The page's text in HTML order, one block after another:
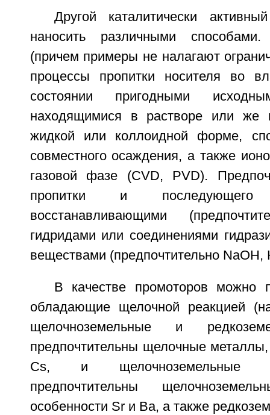
Другой каталитически
наносить различными
(причем примеры не налагают
процессы пропитки носителя во
состоянии пригодными
находящимися в растворе или же
жидкой или коллоидной форме,
совместного осаждения, а также
газовой фазе (CVD, PVD).
пропитки и
восстанавливающими
гидридами или соединениями
веществами (предпочтительно
В качестве промоторов можно
обладающие щелочной реакцией
щелочноземельные и
предпочтительны щелочные
Cs, и щелочноземельные
предпочтительны
особенности Sr и Ba, а также